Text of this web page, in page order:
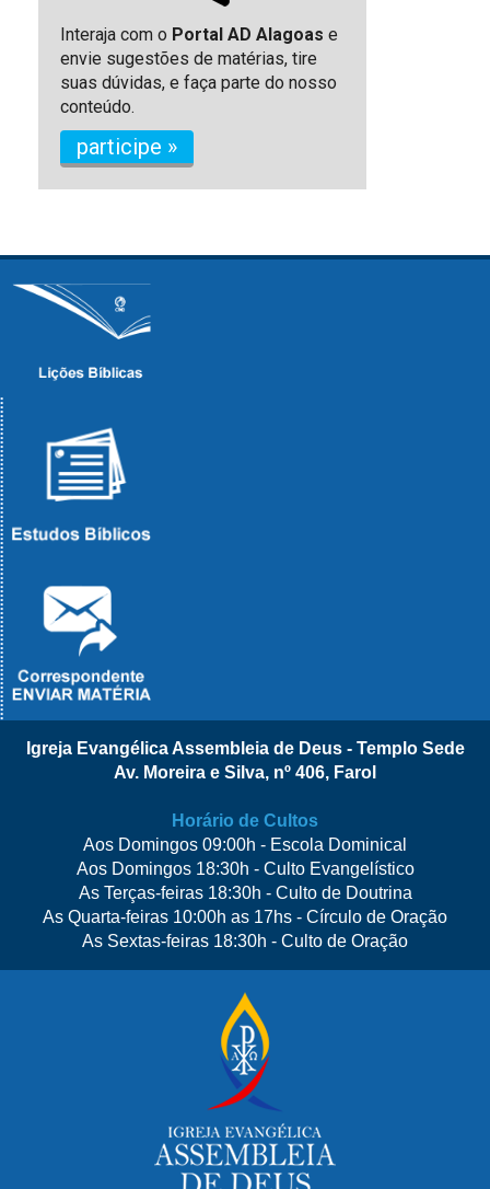
Interaja com o Portal AD Alagoas e
envie sugestões de matérias, tire
suas dúvidas, e faça parte do nosso
conteúdo.
participe »
Igreja Evangélica Assembleia de Deus - Templo Sede
Av. Moreira e Silva, nº 406, Farol
Horário de Cultos
Aos Domingos 09:00h - Escola Dominical
Aos Domingos 18:30h - Culto Evangelístico
As Terças-feiras 18:30h - Culto de Doutrina
As Quarta-feiras 10:00h as 17hs - Círculo de Oração
As Sextas-feiras 18:30h - Culto de Oração